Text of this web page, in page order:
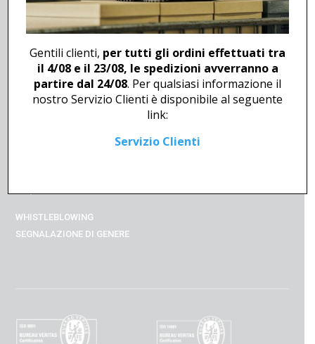
SCARICA CATALOGOHOSPITAL
TERMINI GENERALI
FAQs
WHISTLEBLOWING
SEGNALAZIONE DI GENERE
NEWSLETTER
CLICCAQUIPER ISCRIVERTI E
RIMANERE AGGIORNATO SULLE
Gentili clienti, per tutti gli ordini effettuati tra
il 4/08 e il 23/08, le spedizioni avverranno a
partire dal 24/08. Per qualsiasi informazione il
nostro Servizio Clienti è disponibile al seguente
link:
Servizio Clienti